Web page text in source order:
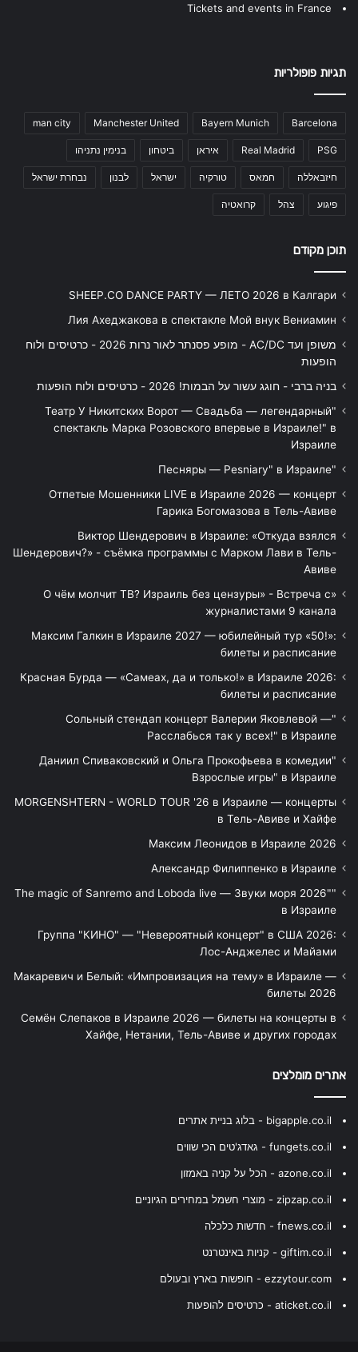
Tickets and events in France
תגיות פופולריות
Barcelona
Bayern Munich
Manchester United
man city
PSG
Real Madrid איראן ביטחון בנימין נתניהו
חיזבאללה חמאס טורקיה ישראל לבנון נבחרת ישראל
פיגוע צהל קרואטיה
תוכן מקודם
SHEEP.CO DANCE PARTY — ЛЕТО 2026 в Калгари
Лия Ахеджакова в спектакле Мой внук Вениамин
משופן ועד AC/DC - מופע פסנתר לאור נרות 2026 - כרטיסים ולוח
הופעות
בניה ברבי - חוגג עשור על הבמות! 2026 - כרטיסים ולוח הופעות
"Театр У Никитских Ворот — Свадьба — легендарный
спектакль Марка Розовского впервые в Израиле!" в
Израиле
"Песняры — Pesniary" в Израиле
Отпетые Мошенники LIVE в Израиле 2026 — концерт
Гарика Богомазова в Тель-Авиве
Виктор Шендерович в Израиле: «Откуда взялся
Шендерович?» - съёмка программы с Марком Лави в Тель-
Авиве
«О чём молчит ТВ? Израиль без цензуры» - Встреча с
журналистами 9 канала
Максим Галкин в Израиле 2027 — юбилейный тур «50!»:
билеты и расписание
Красная Бурда — «Самеах, да и только!» в Израиле 2026:
билеты и расписание
"Сольный стендап концерт Валерии Яковлевой —
Расслабься так у всех!" в Израиле
"Даниил Спиваковский и Ольга Прокофьева в комедии
Взрослые игры" в Израиле
MORGENSHTERN - WORLD TOUR '26 в Израиле — концерты
в Тель-Авиве и Хайфе
Максим Леонидов в Израиле 2026
Александр Филиппенко в Израиле
"The magic of Sanremo and Loboda live — Звуки моря 2026"
в Израиле
Группа "КИНО" — "Невероятный концерт" в США 2026:
Лос-Анджелес и Майами
Макаревич и Белый: «Импровизация на тему» в Израиле —
билеты 2026
Семён Слепаков в Израиле 2026 — билеты на концерты в
Хайфе, Нетании, Тель-Авиве и других городах
אתרים מומלצים
bigapple.co.il - בלוג בניית אתרים
fungets.co.il - גאדג'טים הכי שווים
azone.co.il - הכל על קניה באמזון
zipzap.co.il - מוצרי חשמל במחירים הגיוניים
fnews.co.il - חדשות כלכלה
giftim.co.il - קניות באינטרנט
ezzytour.com - חופשות בארץ ובעולם
aticket.co.il - כרטיסים להופעות